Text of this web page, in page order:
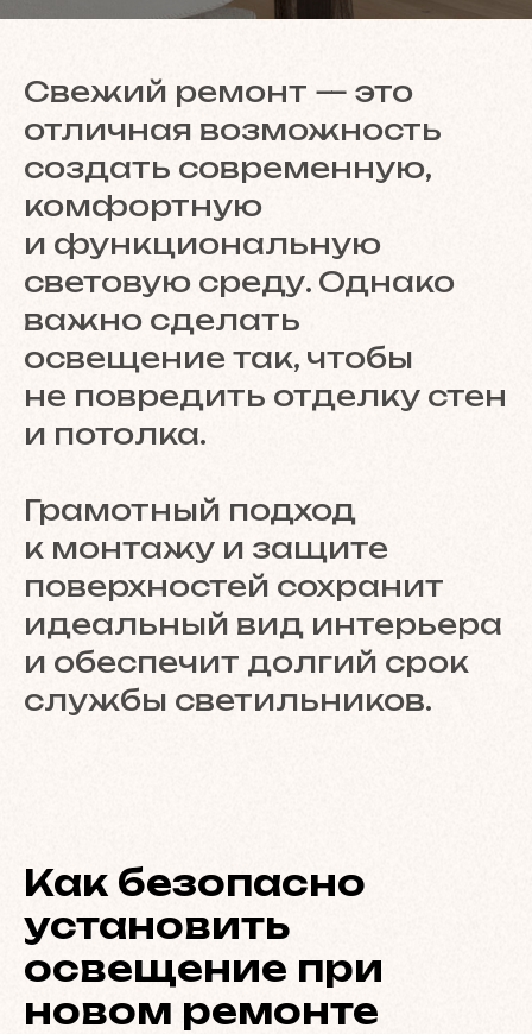
Свежий ремонт — это
отличная возможность
создать современную,
комфортную
и функциональную
световую среду. Однако
важно сделать
освещение так, чтобы
не повредить отделку стен
и потолка.
Грамотный подход
к монтажу и защите
поверхностей сохранит
идеальный вид интерьера
и обеспечит долгий срок
службы светильников.
Как безопасно
установить
освещение при
новом ремонте